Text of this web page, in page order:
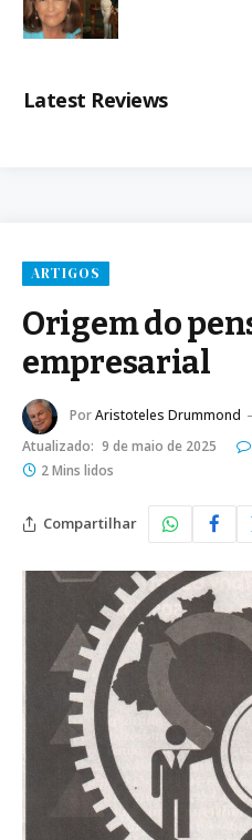
Latest Reviews
ARTIGOS
Origem do
empresarial
PorAristoteles Drummond
Atualizado: 9 de maio de 2025
2 Mins lidos
Compartilhar